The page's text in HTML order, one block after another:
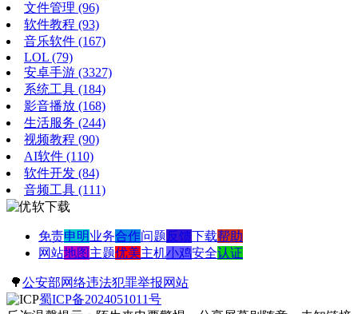
文件管理 (96)
软件教程 (93)
音乐软件 (167)
LOL (79)
安卓手游 (3327)
系统工具 (184)
影音播放 (168)
生活服务 (244)
视频教程 (90)
AI软件 (110)
软件开发 (84)
音频工具 (111)
免责申明业务合作问题反馈下载帮助
网站地图 主题优美主机小鸡安全认证
🌳公安部网络违法犯罪举报网站
蜀ICP备2024051011号